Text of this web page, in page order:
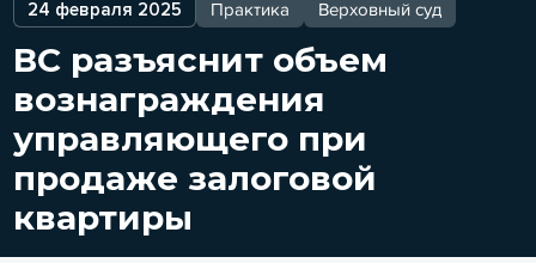
24 февраля 2025 Практика Верховный суд
ВС разъяснит объем
вознаграждения
управляющего при
продаже залоговой
квартиры